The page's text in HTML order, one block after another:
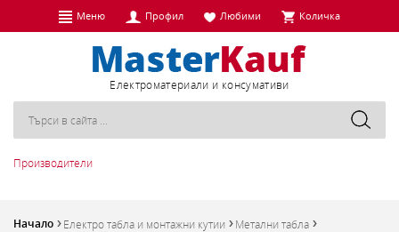
Меню Профил Любими Количка
Eлектроматериали и консумативи
Производители
Начало Електро табла и монтажни кутии
Метални табла